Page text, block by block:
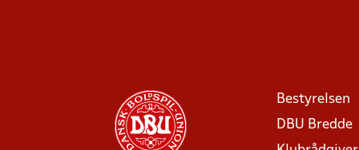
Bestyrelsen
DBU Bredde